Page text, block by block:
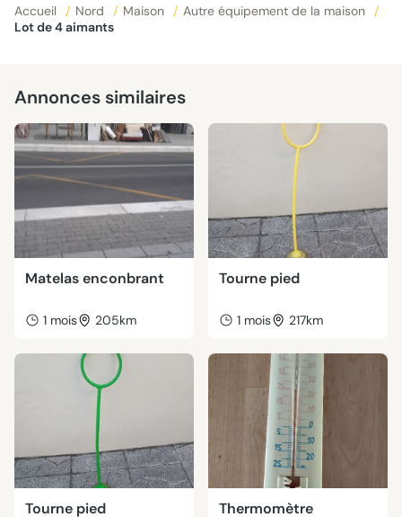
Accueil / Nord / Maison / Autre équipement de la maison
/
Lot de 4 aimants
Annonces similaires
Matelas enconbrant
1 mois 205km
Tourne pied
1 mois 217km
Tourne pied Thermomètre